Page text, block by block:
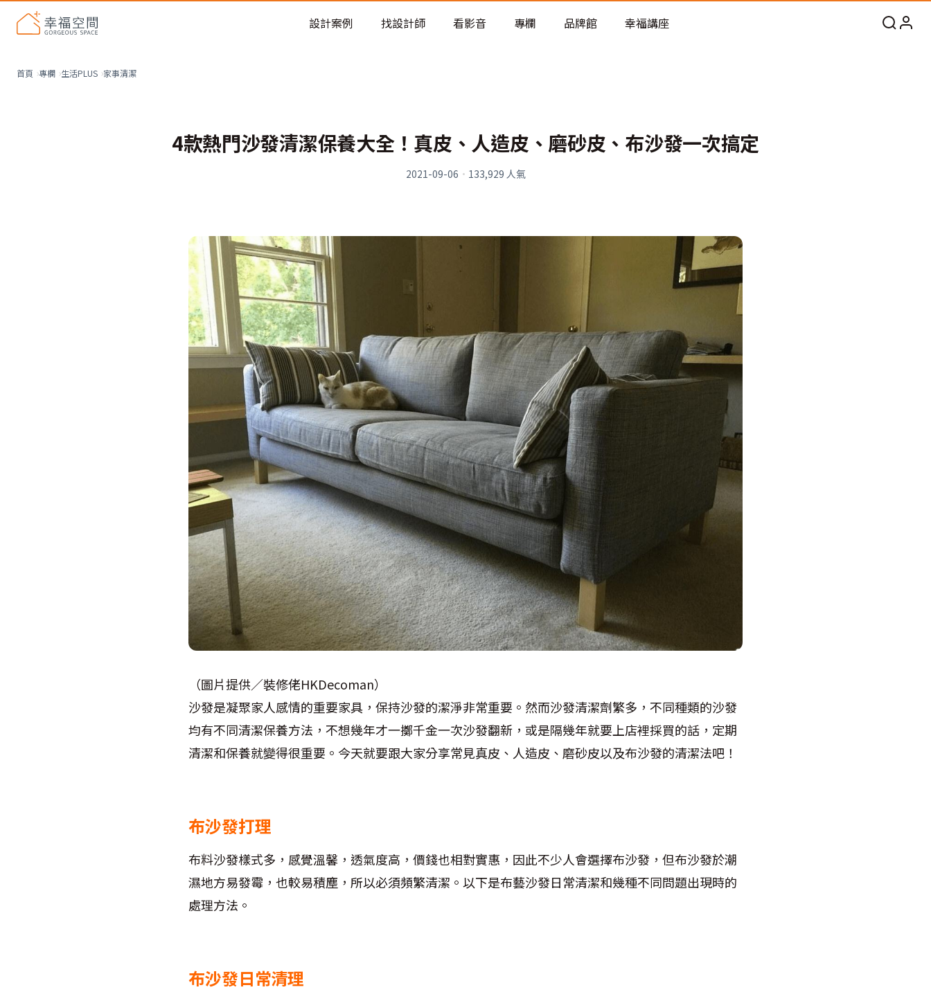
老屋預算分配與高 CP 值煥新術
設計案例 找設計師 看影音 專欄 品牌館 幸福講座
首頁 專欄 生活PLUS 家事清潔
4款熱門沙發清潔保養大全！真皮、人造皮、磨砂皮、布沙發一次搞定
2021-09-06 · 133,929 人氣
（圖片提供／裝修佬HKDecoman）
沙發是凝聚家人感情的重要家具，保持沙發的潔淨非常重要。然而沙發清潔劑繁多，不同種類的沙發
均有不同清潔保養方法，不想幾年才一擲千金一次沙發翻新，或是隔幾年就要上店裡採買的話，定期
清潔和保養就變得很重要。今天就要跟大家分享常見真皮、人造皮、磨砂皮以及布沙發的清潔法吧！
布沙發打理
布料沙發樣式多，感覺溫馨，透氣度高，價錢也相對實惠，因此不少人會選擇布沙發，但布沙發於潮
濕地方易發霉，也較易積塵，所以必須頻繁清潔。以下是布藝沙發日常清潔和幾種不同問題出現時的
處理方法。
布沙發日常清理